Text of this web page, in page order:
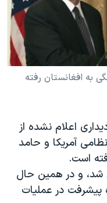
به افغانستان رفته
اعلام نشده از
آمریکا و حامد
است.
شد، و در همین حال
پیشرفت در عملیات